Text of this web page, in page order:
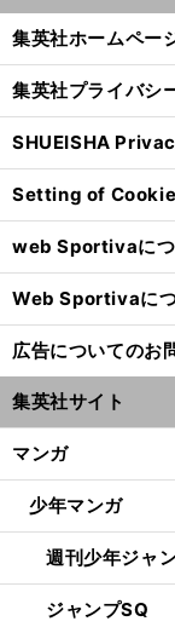
集英社ホームペー
集英社プライバシ
SHUEISHA
Setting of
web Sportivaにつ
Web Sportivaに
広告についてのお
集英社サイト
マンガ
少年マンガ
週刊少年ジャ
ジャンプSQ